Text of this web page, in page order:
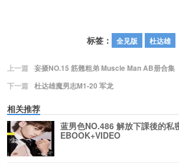
标签： 全见版 杜达雄
上一篇 妄摄NO.15 筋翹粗弟 Muscle Man AB册合集
下一篇 杜达雄魔男志M1-20 军龙
相关推荐
蓝男色NO.486 解放下課後的私
EBOOK+VIDEO